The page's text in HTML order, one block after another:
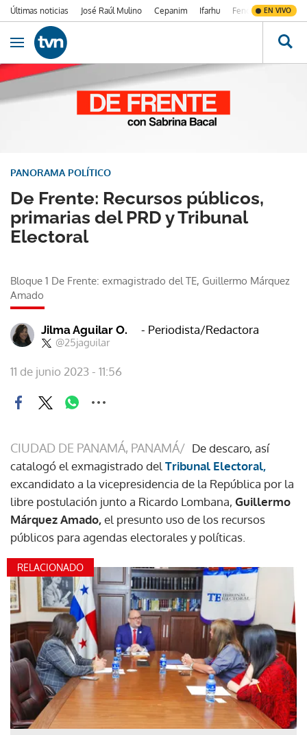
Últimas noticias José Raúl Mulino Cepanim Ifarhu Fenómeno de El
EN VIVO
Ir al contenido
Obrir navegació
De Frente: Recursos públicos,
primarias del PRD y Tribunal
Electoral
PANORAMA POLÍTICO
Bloque 1 De Frente: exmagistrado del TE, Guillermo Márquez
Amado
Jilma Aguilar O.
@25jaguilar
- Periodista/Redactora
11 de junio 2023 - 11:56
CIUDAD DE PANAMÁ, PANAMÁ/ De descaro, así
catalogó el exmagistrado del Tribunal Electoral,
excandidato a la vicepresidencia de la República por la
libre postulación junto a Ricardo Lombana, Guillermo
Márquez Amado,el presunto uso de los recursos
públicos para agendas electorales y políticas.
RELACIONADO